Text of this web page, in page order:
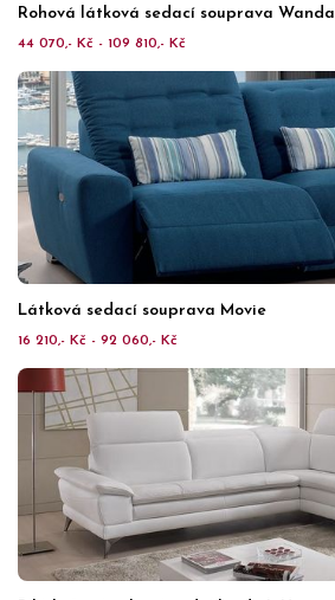
Rohová látková sedací souprava Wanda
44 070,- Kč - 109 810,- Kč
Látková sedací souprava Movie
16 210,- Kč - 92 060,- Kč